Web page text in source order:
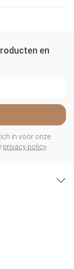
en
in voor onze
privacy policy.